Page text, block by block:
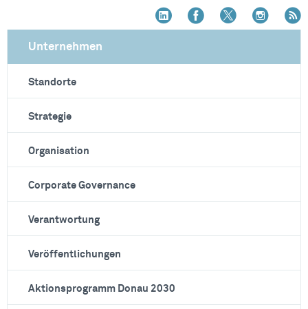
Unternehmen
Standorte
Strategie
Organisation
Corporate Governance
Verantwortung
Veröffentlichungen
Aktionsprogramm Donau 2030